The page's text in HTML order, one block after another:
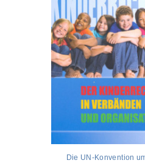
Die UN-Konvention